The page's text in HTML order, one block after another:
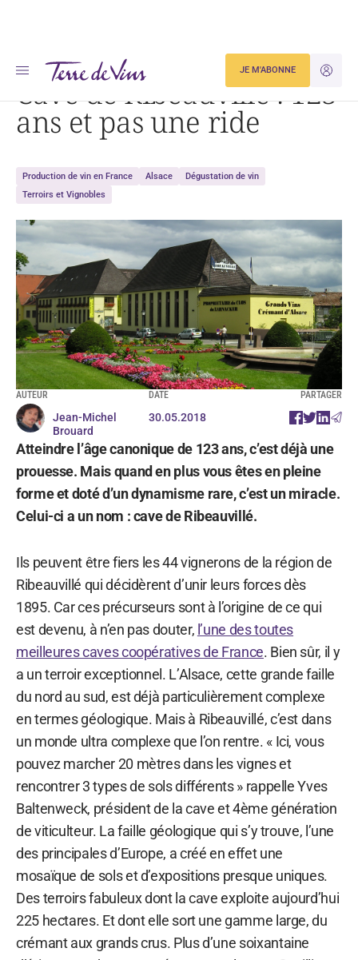
JE
JE M'ABONNE
Accueil Cave de Ribeauvillé : 123 ans et pas une ride
Cave de Ribeauvillé : 123
ans et pas une ride
Production de vin en France Alsace
Dégustation de vin
Terroirs et Vignobles
AUTEUR
Jean-Michel
Brouard
DATE
30.05.2018
PARTAGER
Atteindre l’âge canonique de 123 ans, c’est déjà une
prouesse. Mais quand en plus vous êtes en pleine
forme et doté d’un dynamisme rare, c’est un miracle.
Celui-ci a un nom : cave de Ribeauvillé.
Ils peuvent être fiers les 44 vignerons de la région de
Ribeauvillé qui décidèrent d’unir leurs forces dès
1895. Car ces précurseurs sont à l’origine de ce qui
est devenu, à n’en pas douter, l’une des toutes
meilleures caves coopératives de France. Bien sûr, il y
a un terroir exceptionnel. L’Alsace, cette grande faille
du nord au sud, est déjà particulièrement complexe
en termes géologique. Mais à Ribeauvillé, c’est dans
un monde ultra complexe que l’on rentre. « Ici, vous
pouvez marcher 20 mètres dans les vignes et
rencontrer 3 types de sols différents » rappelle Yves
Baltenweck, président de la cave et 4ème génération
de viticulteur. La faille géologique qui s’y trouve, l’une
des principales d’Europe, a créé en effet une
mosaïque de sols et d’expositions presque uniques.
Des terroirs fabuleux dont la cave exploite aujourd’hui
225 hectares. Et dont elle sort une gamme large, du
crémant aux grands crus. Plus d’une soixantaine